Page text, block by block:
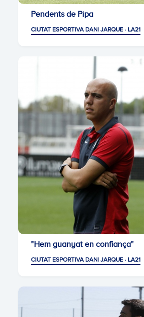
Pendents de Pipa
CIUTAT ESPORTIVA DANI JARQUE · LA21
"Hem guanyat en confiança"
CIUTAT ESPORTIVA DANI JARQUE · LA21